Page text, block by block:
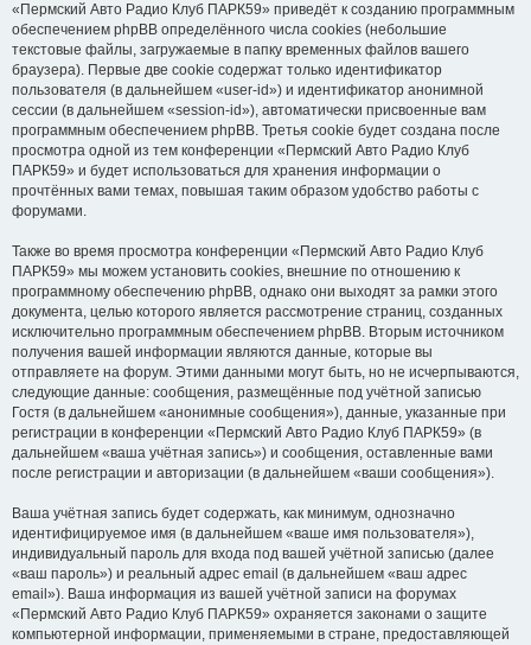
«Пермский Авто Радио Клуб ПАРК59» приведёт к созданию программным
обеспечением phpBB определённого числа cookies (небольшие
текстовые файлы, загружаемые в папку временных файлов вашего
браузера). Первые две cookie содержат только идентификатор
пользователя (в дальнейшем «user-id») и идентификатор анонимной
сессии (в дальнейшем «session-id»), автоматически присвоенные вам
программным обеспечением phpBB. Третья cookie будет создана после
просмотра одной из тем конференции «Пермский Авто Радио Клуб
ПАРК59» и будет использоваться для хранения информации о
прочтённых вами темах, повышая таким образом удобство работы с
форумами.
Также во время просмотра конференции «Пермский Авто Радио Клуб
ПАРК59» мы можем установить cookies, внешние по отношению к
программному обеспечению phpBB, однако они выходят за рамки этого
документа, целью которого является рассмотрение страниц, созданных
исключительно программным обеспечением phpBB. Вторым источником
получения вашей информации являются данные, которые вы
отправляете на форум. Этими данными могут быть, но не исчерпываются,
следующие данные: сообщения, размещённые под учётной записью
Гостя (в дальнейшем «анонимные сообщения»), данные, указанные при
регистрации в конференции «Пермский Авто Радио Клуб ПАРК59» (в
дальнейшем «ваша учётная запись») и сообщения, оставленные вами
после регистрации и авторизации (в дальнейшем «ваши сообщения»).
Ваша учётная запись будет содержать, как минимум, однозначно
идентифицируемое имя (в дальнейшем «ваше имя пользователя»),
индивидуальный пароль для входа под вашей учётной записью (далее
«ваш пароль») и реальный адрес email (в дальнейшем «ваш адрес
email»). Ваша информация из вашей учётной записи на форумах
«Пермский Авто Радио Клуб ПАРК59» охраняется законами о защите
компьютерной информации, применяемыми в стране, предоставляющей